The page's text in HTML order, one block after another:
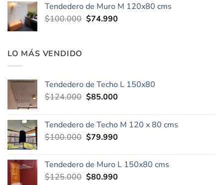
era:
$100.000.
es:
$79.990.
Tendedero de Muro M 120x80 cms
$100.000 El
$74.990El
LO MÁS VENDIDO
Tendedero de Techo L 150x80
$124.000 El
era:
$124.000.
$85.000El
es:
$85.000.
Tendedero de Techo M 120 x 80 cms
$100.000 El
era:
$100.000.
$79.990El
es:
$79.990.
Tendedero de Muro L 150x80 cms
$125.000 El
$80.990El